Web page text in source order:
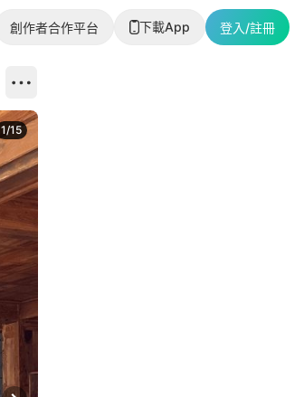
創作者合作平台 下載App 登入/註冊
1/15